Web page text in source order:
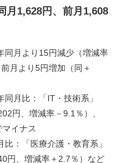
月1,628円、前月1,608
同月より15円減少（増減率
月より5円増加（同＋
同月比：「IT・技術系」
円、増減率－9.1％）、
イナス
比：「医療介護・教育系」
円、増減率＋2.7％）など